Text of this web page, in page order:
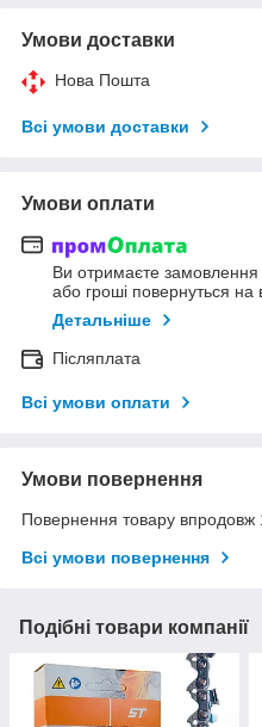
Умови доставки
Нова Пошта
Всі умови доставки
Умови оплати
Ви отримаєте замовлення
або гроші повернуться на
Детальніше
Післяплата
Всі умови оплати
Умови повернення
Повернення товару впродовж
Всі умови повернення
Подібні товари компанії